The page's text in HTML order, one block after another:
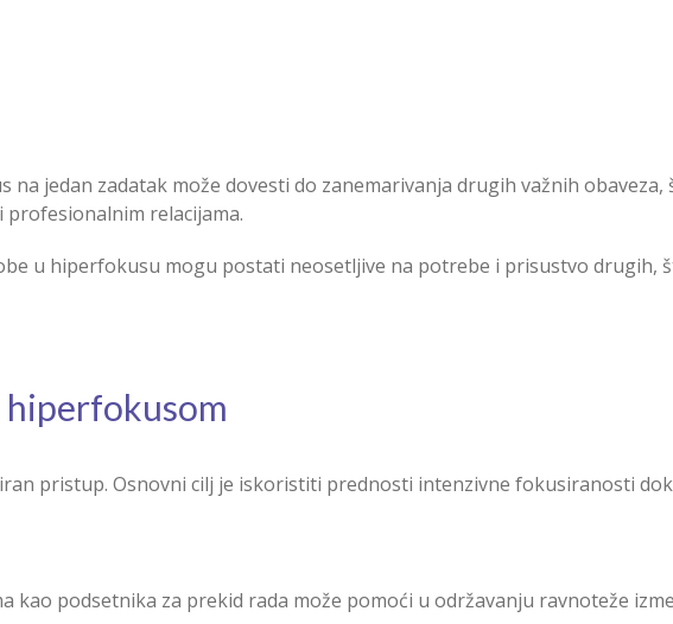
na jedan zadatak može dovesti do zanemarivanja drugih važnih obaveza,
relacijama.
u hiperfokusu mogu postati neosetljive na potrebe i prisustvo drugih,
hiperfokusom
pristup. Osnovni cilj je iskoristiti prednosti intenzivne fokusiranosti
kao podsetnika za prekid rada može pomoći u održavanju ravnoteže